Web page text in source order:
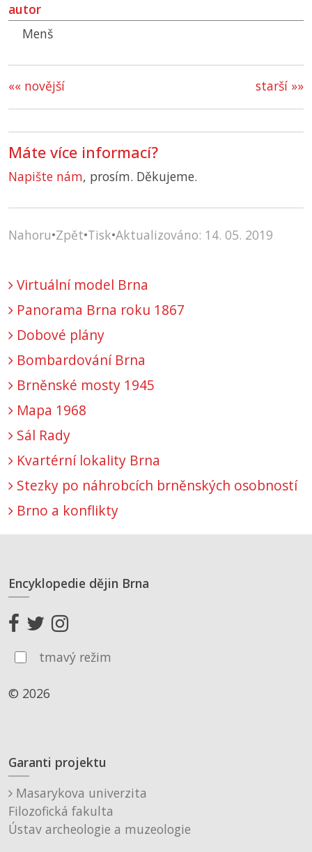
autor
Menš
starší »»
«« novější
Máte více informací?
Napište nám, prosím. Děkujeme.
Nahoru•Zpět•Tisk•Aktualizováno: 14. 05. 2019
Virtuální model Brna
Panorama Brna roku 1867
Dobové plány
Bombardování Brna
Brněnské mosty 1945
Mapa 1968
Sál Rady
Kvartérní lokality Brna
Stezky po náhrobcích brněnských osobností
Brno a konflikty
Encyklopedie dějin Brna
tmavý režim
© 2026
Garanti projektu
Masarykova univerzita
Filozofická fakulta
Ústav archeologie a muzeologie